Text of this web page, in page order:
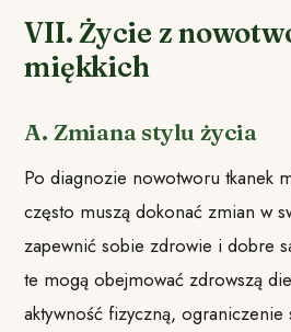
VII. Życie z
miękkich
A. Zmiana stylu życia
Po diagnozie nowotworu tkanek
często muszą dokonać zmian w
zapewnić sobie zdrowie i dobre
te mogą obejmować zdrowszą
aktywność fizyczną, ograniczenie